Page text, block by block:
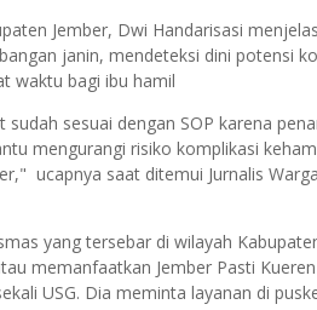
Jember, Dwi Handarisasi
janin, mendeteksi dini potensi
waktu bagi ibu hamil
sesuai dengan SOP karena
mengurangi risiko komplikasi
ucapnya saat ditemui Jurnalis
yang tersebar di wilayah
memanfaatkan Jember Pasti Kueren
USG. Dia meminta layanan di